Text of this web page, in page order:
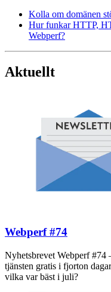
Kolla om domänen
Hur funkar HTTP,
Webperf?
Aktuellt
Webperf #74
Nyhetsbrevet Webperf
tjänsten gratis i fjorton
vilka var bäst i juli?